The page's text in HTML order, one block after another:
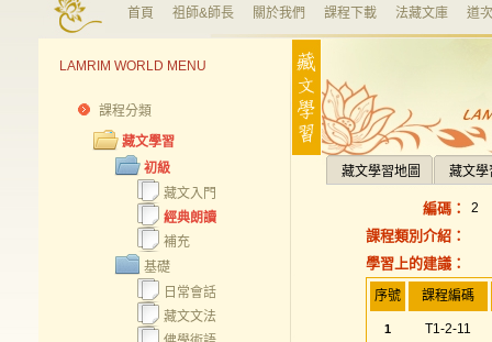
首頁 祖師&師長 關於我們 課程下載 法藏文庫 道
LAMRIM WORLD MENU
課程分類
藏文學習
初級
藏文入門
經典朗讀
補充
基礎
日常會話
藏文文法
藏文學習地圖 藏文學
編碼： 2
課程類別介紹：
學習上的建議：
序號 課程編碼
1 T1-2-11